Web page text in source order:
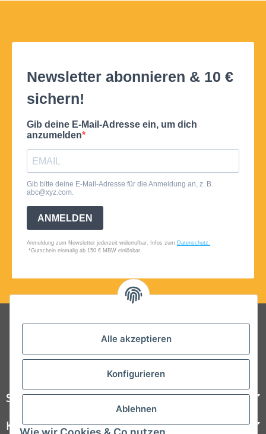
Alle akzeptieren
Konfigurieren
Ablehnen
Folgt uns auf Social Media
Steelboxx
Kundenservice